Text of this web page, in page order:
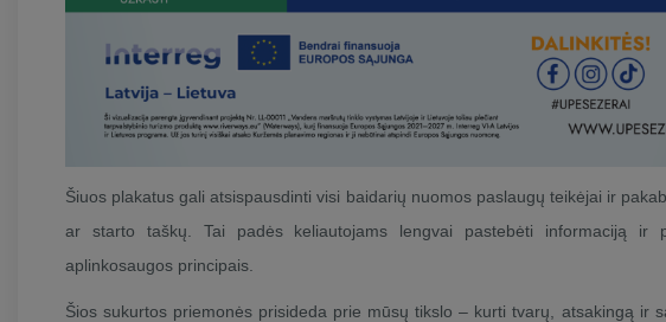
Šiuos plakatus gali atsispausdinti visi baidarių nuomos paslaugų teikėjai ir
ar starto taškų. Tai padės keliautojams lengvai pastebėti informaciją ir
aplinkosaugos principais.
Šios sukurtos priemonės prisideda prie mūsų tikslo – kurti tvarų, atsakingą ir